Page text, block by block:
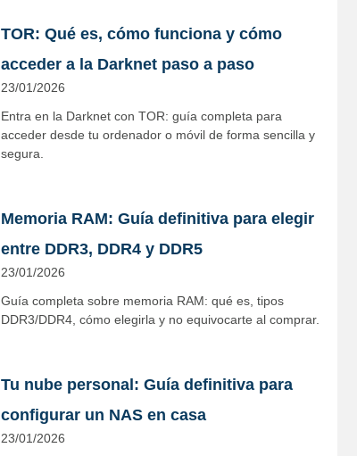
TOR: Qué es, cómo funciona y cómo
acceder a la Darknet paso a paso
23/01/2026
Entra en la Darknet con TOR: guía completa para
acceder desde tu ordenador o móvil de forma sencilla y
segura.
Memoria RAM: Guía definitiva para elegir
entre DDR3, DDR4 y DDR5
23/01/2026
Guía completa sobre memoria RAM: qué es, tipos
DDR3/DDR4, cómo elegirla y no equivocarte al comprar.
Tu nube personal: Guía definitiva para
configurar un NAS en casa
23/01/2026